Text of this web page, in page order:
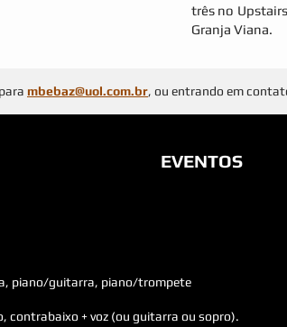
três no
Granja Viana.
mbebaz@uol.com.br, ou entrando em
EVENTOS
piano/guitarra, piano/trompete
contrabaixo + voz (ou guitarra ou sopro).